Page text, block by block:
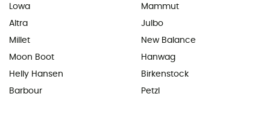
Lowa
Altra
Millet
Moon Boot
Helly Hansen
Barbour
Mammut
Julbo
New Balance
Hanwag
Birkenstock
Petzl